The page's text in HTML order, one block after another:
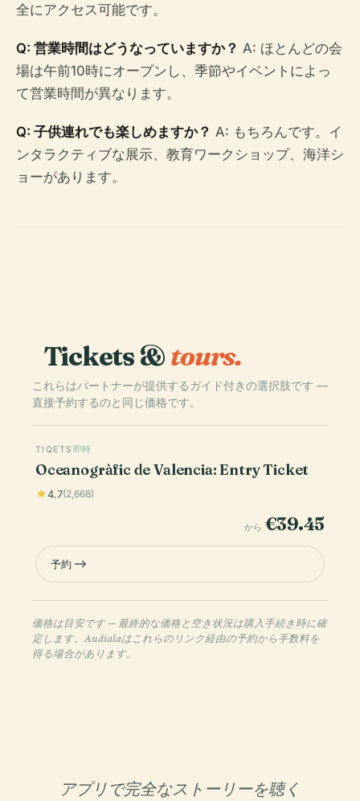
全にアクセス可能です。
Q: 営業時間はどうなっていますか？ A: ほとんどの会
場は午前10時にオープンし、季節やイベントによっ
て営業時間が異なります。
Q: 子供連れでも楽しめますか？ A: もちろんです。イ
ンタラクティブな展示、教育ワークショップ、海洋シ
ョーがあります。
Tickets &tours.
これらはパートナーが提供するガイド付きの選択肢です —
直接予約するのと同じ価格です。
TIQETS 即時
Oceanogràfic de Valencia: Entry Ticket
4.7(2,668)
から €39.45
予約
価格は目安です — 最終的な価格と空き状況は購入手続き時に確
定します。Audialaはこれらのリンク経由の予約から手数料を
得る場合があります。
アプリで完全なストーリーを聴く